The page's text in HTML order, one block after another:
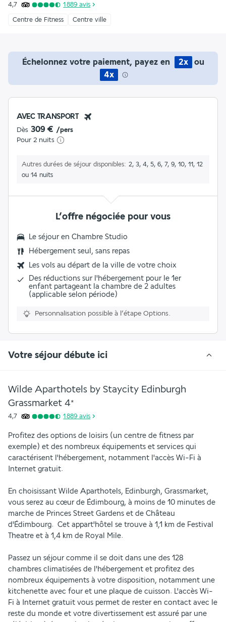
4,7 1 889 avis
Centre de Fitness Centre ville
Échelonnez votre paiement, payez en 2x
ou
4x
AVEC TRANSPORT
Dès 309 € /pers
Pour 2 nuits
Autres durées de séjour disponibles
2, 3, 4, 5, 6, 7, 9, 10, 11, 12
ou 14 nuits
L’offre négociée pour vous
Le séjour en Chambre Studio
Hébergement seul, sans repas
Les vols au départ de la ville de votre choix
Des réductions sur l'hébergement pour le 1er
enfant partageant la chambre de 2 adultes
(applicable selon période)
Personnalisation possible à l’étape Options.
Votre séjour débute ici
Wilde Aparthotels by Staycity Edinburgh
Grassmarket 4*
4,7 1 889 avis
Profitez des options de loisirs (un centre de fitness par
exemple) et des nombreux équipements et services qui
caractérisent l'hébergement, notamment l'accès Wi-Fi à
Internet gratuit.
En choisissant Wilde Aparthotels, Edinburgh, Grassmarket,
vous serez au cœur de Édimbourg, à moins de 10 minutes de
marche de Princes Street Gardens et de Château
d'Édimbourg.  Cet appart'hôtel se trouve à 1,1 km de Festival
Theatre et à 1,4 km de Royal Mile.
Passez un séjour comme il se doit dans une des 128
chambres climatisées de l'hébergement et profitez des
nombreux équipements à votre disposition, notamment une
kitchenette avec four et une plaque de cuisson. L'accès Wi-
Fi à Internet gratuit vous permet de rester en contact avec le
reste du monde et votre divertissement est assuré par une